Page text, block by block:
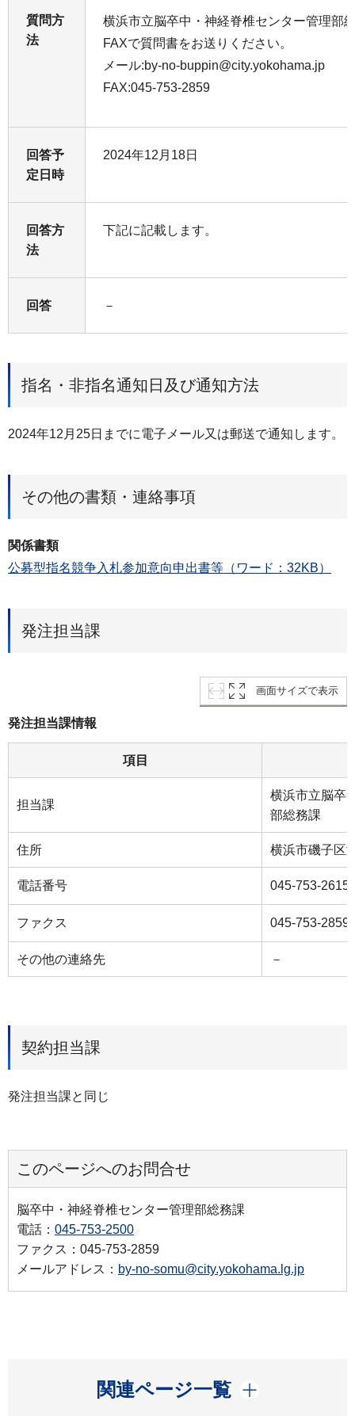
質問方
法
横浜市立脳卒中・神経脊椎センター管理部
FAXで質問書をお送りください。
メール:by-no-buppin@city.yokohama.jp
FAX:045-753-2859
回答予
定日時
2024年12月18日
回答方
法
下記に記載します。
回答 －
指名・非指名通知日及び通知方法
2024年12月25日までに電子メール又は郵送で通知します。
その他の書類・連絡事項
関係書類
公募型指名競争入札参加意向申出書等（ワード：32KB）
発注担当課
画面サイズで表示
発注担当課情報
項目
担当課
横浜市立脳卒
部総務課
住所 横浜市磯子区
電話番号 045-753-2615
ファクス 045-753-2859
その他の連絡先 －
契約担当課
発注担当課と同じ
このページへのお問合せ
脳卒中・神経脊椎センター管理部総務課
電話： 045-753-2500
ファクス：045-753-2859
メールアドレス： by-no-somu@city.yokohama.lg.jp
関連ページ一覧
開く